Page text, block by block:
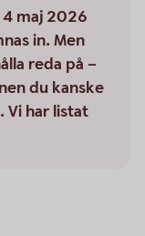
4 maj 2026
in. Men
reda på –
du kanske
Vi har listat